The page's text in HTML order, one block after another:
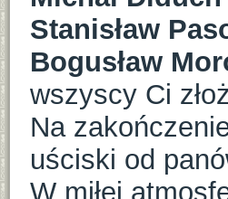
Stanisław
Bogusław
wszyscy Ci
Na
uściski od
W miłej